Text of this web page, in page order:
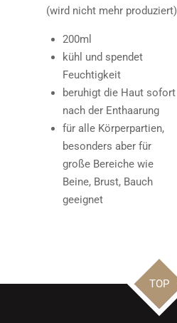
(wird nicht mehr produziert)
200ml
kühl und spendet
Feuchtigkeit
beruhigt die Haut sofort
nach der Enthaarung
für alle Körperpartien,
besonders aber für
große Bereiche wie
Beine, Brust, Bauch
geeignet
TOP